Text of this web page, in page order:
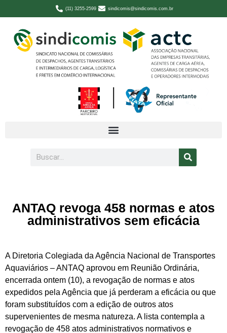
(11) 3255-2599 sindicomis@sindicomis.com.br
ANTAQ revoga 458 normas e atos
administrativos sem eficácia
A Diretoria Colegiada da Agência Nacional de Transportes
Aquaviários – ANTAQ aprovou em Reunião Ordinária,
encerrada ontem (10), a revogação de normas e atos
expedidos pela Agência que já perderam a eficácia ou que
foram substituídos com a edição de outros atos
supervenientes de mesma natureza. A lista contempla a
revogação de 458 atos administrativos normativos e